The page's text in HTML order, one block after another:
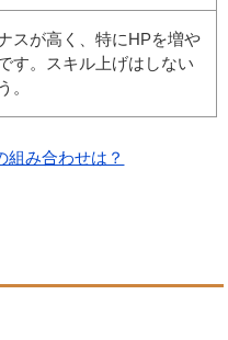
スが高く、特にHPを増や
す。スキル上げはしない
。
組み合わせは？